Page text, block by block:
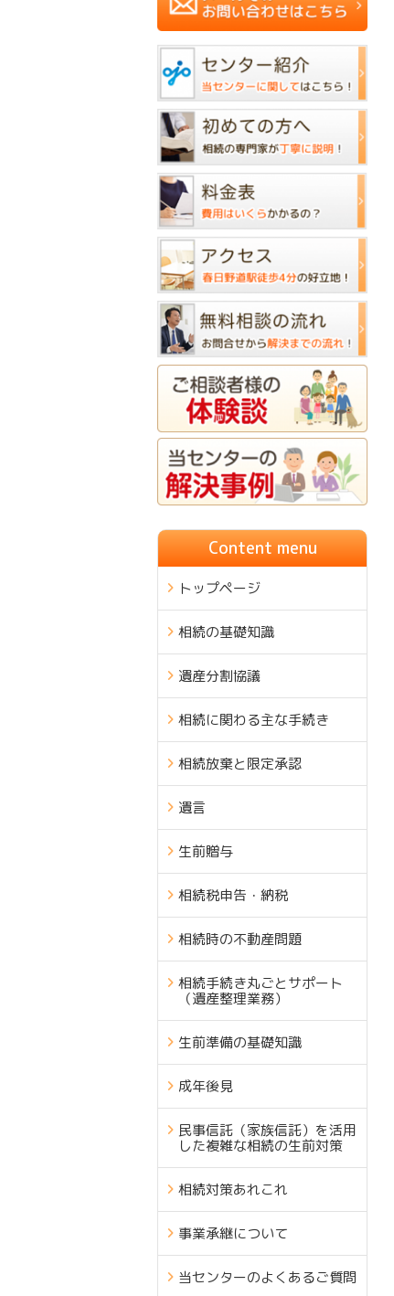
Content menu
トップページ
相続の基礎知識
遺産分割協議
相続に関わる主な手続き
相続放棄と限定承認
遺言
生前贈与
相続税申告・納税
相続時の不動産問題
相続手続き丸ごとサポート
（遺産整理業務）
生前準備の基礎知識
成年後見
民事信託（家族信託）を活用
した複雑な相続の生前対策
相続対策あれこれ
事業承継について
当センターのよくあるご質問